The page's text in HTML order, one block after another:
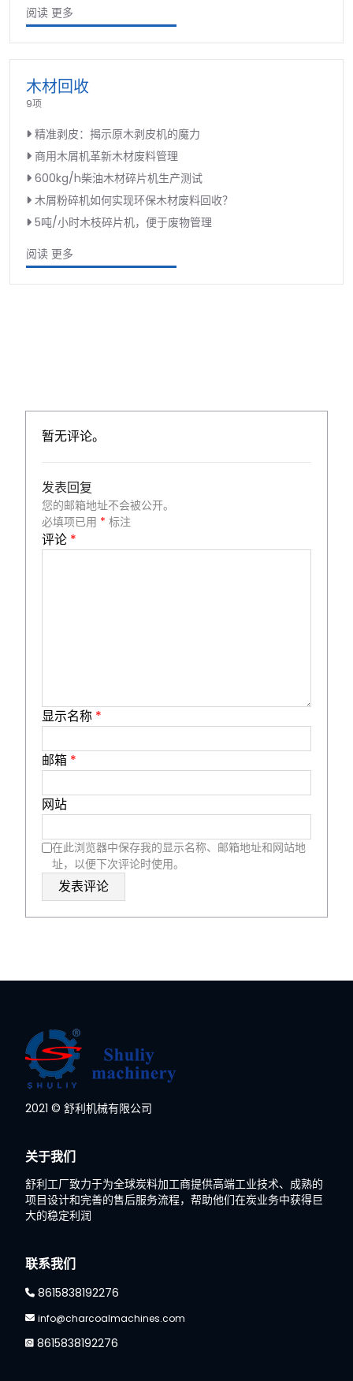
阅读 更多
木材回收
9项
精准剥皮：揭示原木剥皮机的魔力
商用木屑机革新木材废料管理
600kg/h柴油木材碎片机生产测试
木屑粉碎机如何实现环保木材废料回收？
5吨/小时木枝碎片机，便于废物管理
阅读 更多
暂无评论。
发表回复
您的邮箱地址不会被公开。
必填项已用 * 标注
评论 *
显示名称 *
邮箱 *
网站
在此浏览器中保存我的显示名称、邮箱地址和网站地
址，以便下次评论时使用。
2021 © 舒利机械有限公司
关于我们
舒利工厂致力于为全球炭料加工商提供高端工业技术、成熟的
项目设计和完善的售后服务流程，帮助他们在炭业务中获得巨
大的稳定利润
联系我们
8615838192276
info@charcoalmachines.com
8615838192276
Wechat